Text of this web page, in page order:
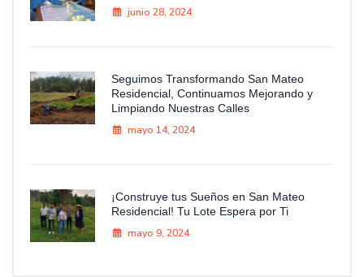
junio 28, 2024
Seguimos Transformando San Mateo
Residencial, Continuamos Mejorando y
Limpiando Nuestras Calles
mayo 14, 2024
¡Construye tus Sueños en San Mateo
Residencial! Tu Lote Espera por Ti
mayo 9, 2024